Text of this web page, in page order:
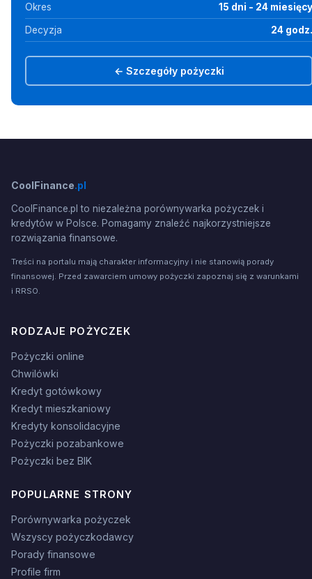
Okres 15 dni - 24 miesięcy
Decyzja 24 godz.
← Szczegóły pożyczki
CoolFinance.pl
CoolFinance.pl to niezależna porównywarka pożyczek i
kredytów w Polsce. Pomagamy znaleźć najkorzystniejsze
rozwiązania finansowe.
Treści na portalu mają charakter informacyjny i nie stanowią porady
finansowej. Przed zawarciem umowy pożyczki zapoznaj się z warunkami
i RRSO.
RODZAJE POŻYCZEK
Pożyczki online
Chwilówki
Kredyt gotówkowy
Kredyt mieszkaniowy
Kredyty konsolidacyjne
Pożyczki pozabankowe
Pożyczki bez BIK
POPULARNE STRONY
Porównywarka pożyczek
Wszyscy pożyczkodawcy
Porady finansowe
Profile firm